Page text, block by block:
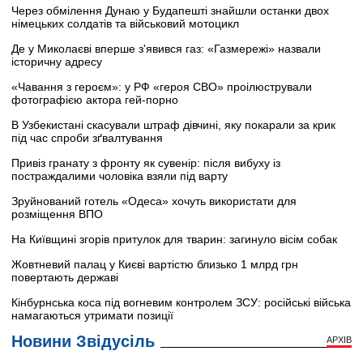
Через обмілення Дунаю у Будапешті знайшли останки двох
німецьких солдатів та військовий мотоцикл
Де у Миколаєві вперше з'явився газ: «Газмережі» назвали
історичну адресу
«Чавання з героєм»: у РФ «героя СВО» проілюстрували
фотографією актора гей-порно
В Узбекистані скасували штраф дівчині, яку покарали за крик
під час спроби зґвалтування
Привіз гранату з фронту як сувенір: після вибуху із
постраждалими чоловіка взяли під варту
Зруйнований готель «Одеса» хочуть використати для
розміщення ВПО
На Київщині згорів притулок для тварин: загинуло вісім собак
Жовтневий палац у Києві вартістю близько 1 млрд грн
повертають державі
Кінбурнська коса під вогневим контролем ЗСУ: російські війська
намагаються утримати позиції
Новини Звідусіль АРХІВ